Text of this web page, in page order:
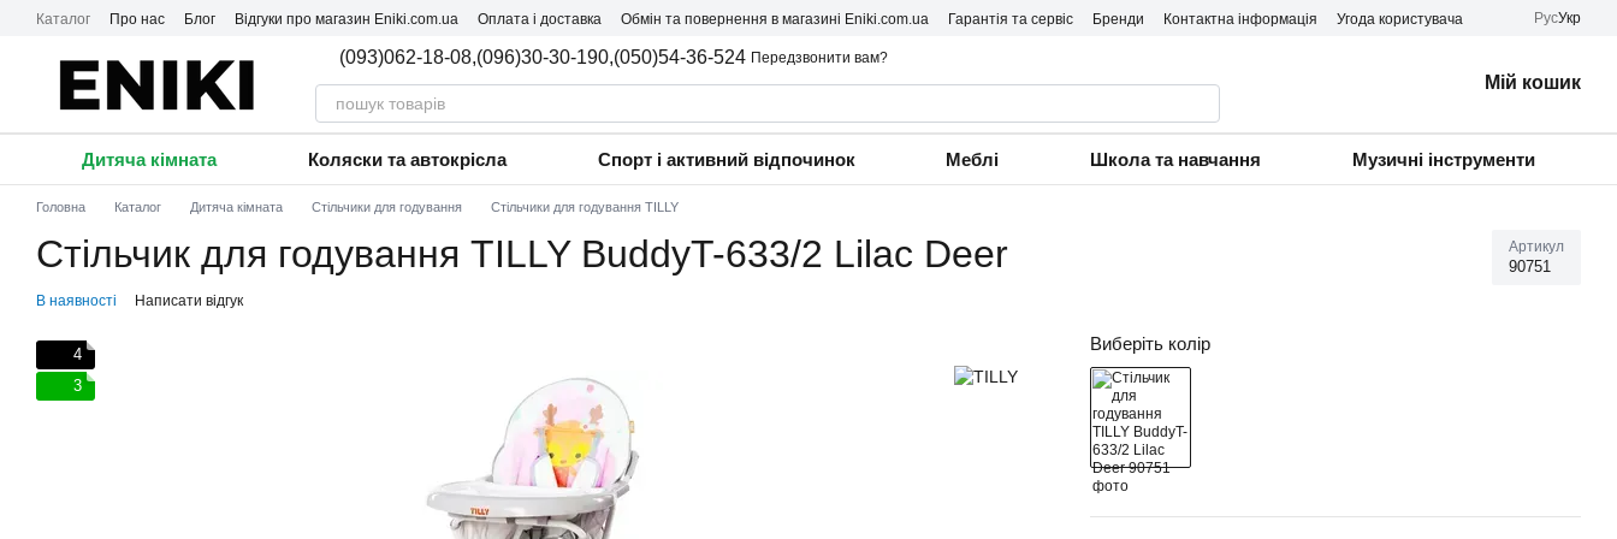
Перейти до основного контенту
Каталог Про нас Блог Відгуки про магазин Eniki.com.ua Оплата і доставка Обмін та повернення в магазині Eniki.com.ua Гарантія та сервіс Бренди Контактна інформація Угода користувача РусУкр
(093)062-18-08,(096)30-30-190,(050)54-36-524 Передзвонити вам?
Мій кошик
Дитяча кімната Коляски та автокрісла Спорт і активний відпочинок Меблі Школа та навчання Музичні інструменти
Головна Каталог Дитяча кімната Стільчики для годування Стільчики для годування TILLY
Стільчик для годування TILLY BuddyT-633/2 Lilac Deer Артикул
90751
В наявності Написати відгук
4
3
Виберіть колір